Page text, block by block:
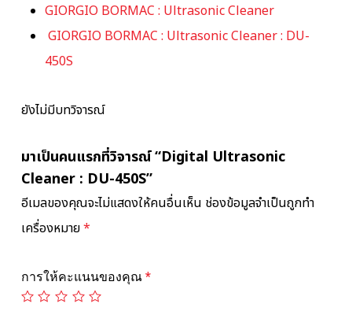
GIORGIO BORMAC : Ultrasonic Cleaner
GIORGIO BORMAC : Ultrasonic Cleaner : DU-
450S
ยังไม่มีบทวิจารณ์
มาเป็นคนแรกที่วิจารณ์ “Digital Ultrasonic
Cleaner : DU-450S”
อีเมลของคุณจะไม่แสดงให้คนอื่นเห็น ช่องข้อมูลจำเป็นถูกทำ
เครื่องหมาย*
การให้คะแนนของคุณ *